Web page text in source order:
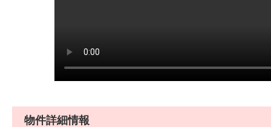
物件詳細情報